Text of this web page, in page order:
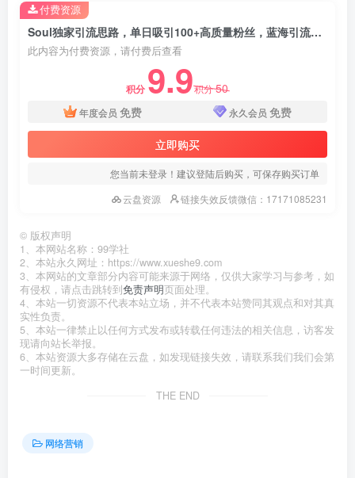
Soul独家引流思路，单日吸引100+高质量粉丝，蓝海引流法，轻松掌握
此内容为付费资源，请付费后查看
积分 9.9积分50
年度会员 免费 永久会员 免费
立即购买
您当前未登录！建议登陆后购买，可保存购买订单
云盘资源
链接失效反馈微信：17171085231
付费资源
© 版权声明
1、本网站名称：99学社
2、本站永久网址：https://www.xueshe9.com
3、本网站的文章部分内容可能来源于网络，仅供大家学习与参考，如
有侵权，请点击跳转到免责声明页面处理。
4、本站一切资源不代表本站立场，并不代表本站赞同其观点和对其真
实性负责。
5、本站一律禁止以任何方式发布或转载任何违法的相关信息，访客发
现请向站长举报。
6、本站资源大多存储在云盘，如发现链接失效，请联系我们我们会第
一时间更新。
THE END
网络营销